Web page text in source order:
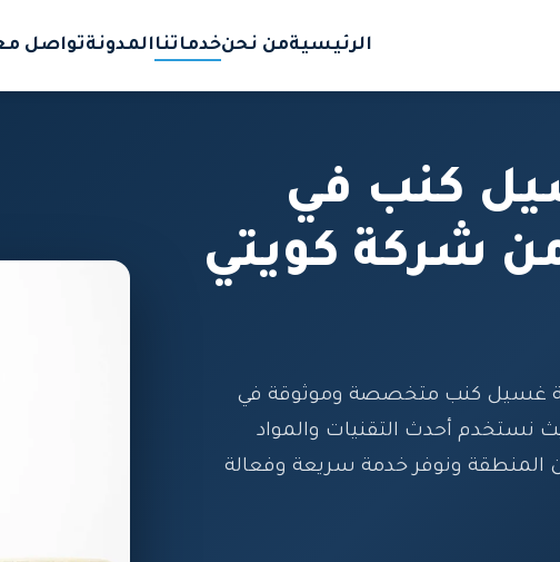
الرئيسيةمن نحنخدماتناالمدونةتواصل
كنب في
شركة كويتي
غسيل كنب متخصصة وموثوقة في
نستخدم أحدث التقنيات والمواد
المنطقة ونوفر خدمة سريعة وفعالة